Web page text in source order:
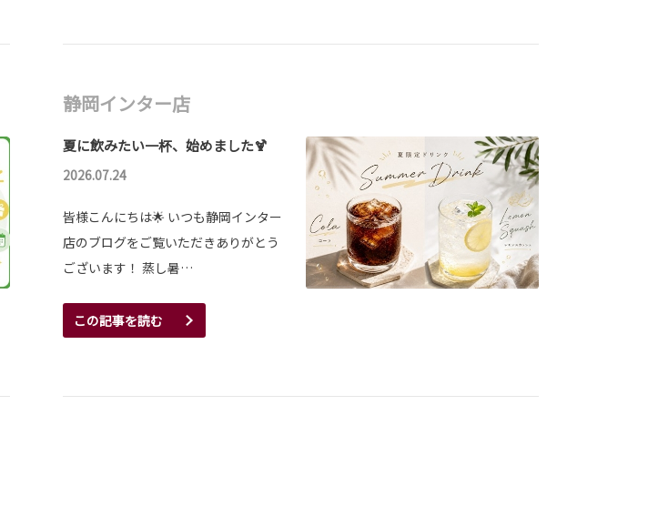
静岡インター店
夏に飲みたい一杯、始めました🍹
2026.07.24
皆様こんにちは🌟 いつも静岡インター
店のブログをご覧いただきありがとう
ございます！ 蒸し暑…
この記事を読む